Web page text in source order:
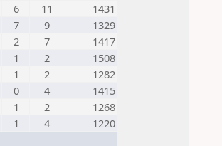
6 11
1431
7 9
1329
2 7
1417
1 2
1508
1 2
1282
0 4
1415
1 2
1268
1 4
1220